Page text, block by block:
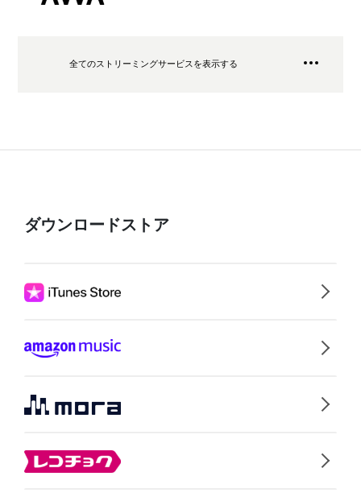
全てのストリーミングサービスを表示する
ダウンロードストア